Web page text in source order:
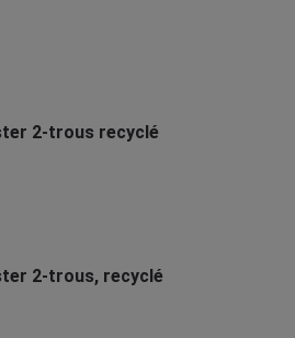
2-trous recyclé
2-trous, recyclé